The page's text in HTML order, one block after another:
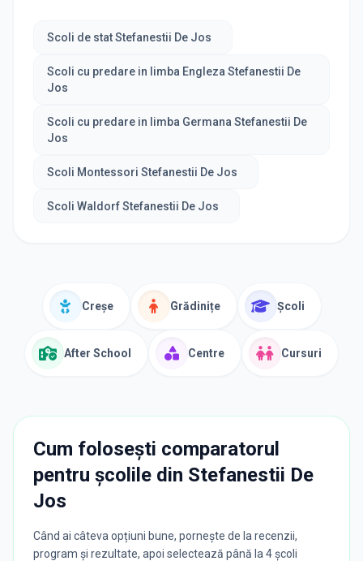
Scoli de stat Stefanestii De Jos
Scoli cu predare in limba Engleza Stefanestii De
Jos
Scoli cu predare in limba Germana Stefanestii De
Jos
Scoli Montessori Stefanestii De Jos
Scoli Waldorf Stefanestii De Jos
Creșe Grădinițe Școli
After School Centre Cursuri
Cum folosești comparatorul
pentru școlile din Stefanestii De
Jos
Când ai câteva opțiuni bune, pornește de la recenzii,
program și rezultate, apoi selectează până la 4 școli